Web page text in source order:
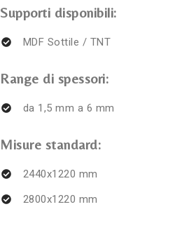
Supporti disponibili:
MDF Sottile / TNT
Range di spessori:
da 1,5 mm a 6 mm
Misure standard:
2440x1220 mm
2800x1220 mm